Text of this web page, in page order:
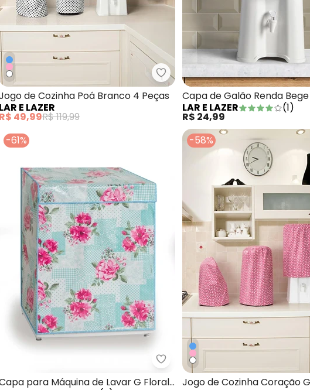
- Capa de Botijão de Gás Sortido 1 PeçaLar e Lazer - Jogo de Cozinha
de Cozinha Poá Branco 4 Peças
LAR E LAZER
R$ 49,99R$ 119,99
Capa de Galão Renda
LAR E LAZER
(1)
R$ 24,99
- Capa para Máquina de Lavar G Cinza 1 Peça
-61%
Lar e Lazer - Capa para
para Máquina de Lavar G Floral 1
-58%
Jogo de Cozinha Coração